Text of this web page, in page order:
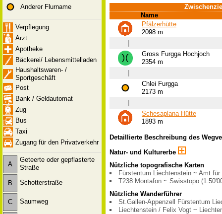
Anderer Flurname
Verpflegung
Arzt
Apotheke
Bäckerei/ Lebensmittelladen
Haushaltswaren- /
Sportgeschäft
Post
Bank / Geldautomat
Zug
Bus
Taxi
Zugang für den Privatverkehr
A
Geteerte oder gepflasterte
Straße
B Schotterstraße
C Saumweg
Name
Pfälzerhütte
2098 m
Gross Furgga Hochjoch
2354 m
Chlei Furgga
2173 m
Schesaplana Hütte
1893 m
Detaillierte Beschreibung des
Natur- und Kulturerbe
Nützliche topografische Karten
Fürstentum Liechtenstein ~ Amt
T238 Montafon ~ Swisstopo
Nützliche Wanderführer
St.Gallen-Appenzell Fürstentum
Liechtenstein / Felix Vogt ~